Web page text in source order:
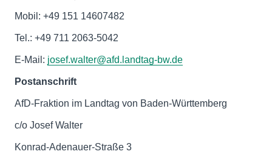
Mobil: +49 151 14607482
Tel.: +49 711 2063-5042
E-Mail: josef.walter@afd.landtag-bw.de
Postanschrift
AfD-Fraktion im Landtag von Baden-Württemberg
c/o Josef Walter
Konrad-Adenauer-Straße 3